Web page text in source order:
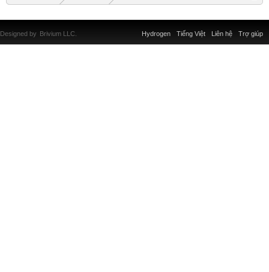
Liên hệ Trợ giúp
Hydrogen Tiếng Việt
Designed by Brivium LLC.